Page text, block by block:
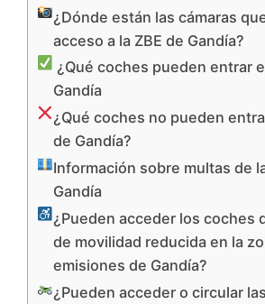
¿Dónde están las cámaras
acceso a la ZBE de Gandía?
¿Qué coches pueden entrar
Gandía
¿Qué coches no pueden
de Gandía?
Información sobre multas de
Gandía
¿Pueden acceder los coches
de movilidad reducida en la
emisiones de Gandía?
¿Pueden acceder o circular